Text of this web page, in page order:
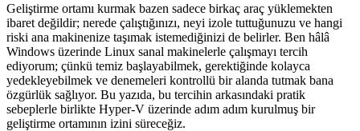
Geliştirme ortamı kurmak bazen sadece birkaç araç yüklemekten
ibaret değildir; nerede çalıştığınızı, neyi izole tuttuğunuzu ve hangi
riski ana makinenize taşımak istemediğinizi de belirler. Ben hâlâ
Windows üzerinde Linux sanal makinelerle çalışmayı tercih
ediyorum; çünkü temiz başlayabilmek, gerektiğinde kolayca
yedekleyebilmek ve denemeleri kontrollü bir alanda tutmak bana
özgürlük sağlıyor. Bu yazıda, bu tercihin arkasındaki pratik
sebeplerle birlikte Hyper-V üzerinde adım adım kurulmuş bir
geliştirme ortamının izini süreceğiz.